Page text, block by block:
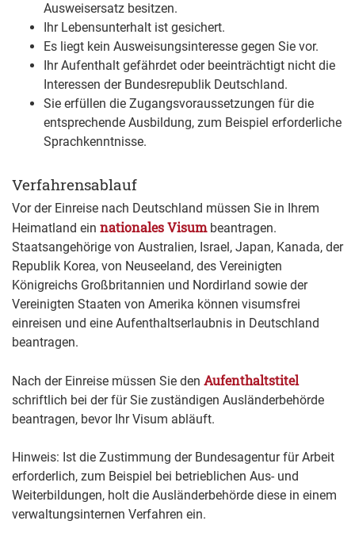
Ausweisersatz besitzen.
Ihr Lebensunterhalt ist gesichert.
Es liegt kein Ausweisungsinteresse gegen Sie vor.
Ihr Aufenthalt gefährdet oder beeinträchtigt nicht die
Interessen der Bundesrepublik Deutschland.
Sie erfüllen die Zugangsvoraussetzungen für die
entsprechende Ausbildung, zum Beispiel erforderliche
Sprachkenntnisse.
Verfahrensablauf
Vor der Einreise nach Deutschland müssen Sie in Ihrem
Heimatland ein nationales Visumbeantragen.
Staatsangehörige von Australien, Israel, Japan, Kanada, der
Republik Korea, von Neuseeland, des Vereinigten
Königreichs Großbritannien und Nordirland sowie der
Vereinigten Staaten von Amerika können visumsfrei
einreisen und eine Aufenthaltserlaubnis in Deutschland
beantragen.
Nach der Einreise müssen Sie den Aufenthaltstitel
schriftlich bei der für Sie zuständigen Ausländerbehörde
beantragen, bevor Ihr Visum abläuft.
Hinweis: Ist die Zustimmung der Bundesagentur für Arbeit
erforderlich, zum Beispiel bei betrieblichen Aus- und
Weiterbildungen, holt die Ausländerbehörde diese in einem
verwaltungsinternen Verfahren ein.